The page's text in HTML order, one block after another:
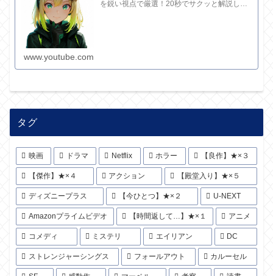
を鋭い視点で厳選！20秒でサクッと解説して
www.youtube.com
タグ
映画 ドラマ Netflix ホラー 【良作】★×３
【傑作】★×４ アクション 【殿堂入り】★×５
ディズニープラス 【今ひとつ】★×２ U-NEXT
Amazonプライムビデオ 【時間返して…】★×１ アニメ
コメディ ミステリ エイリアン DC
ストレンジャーシングス フォールアウト カルーセル